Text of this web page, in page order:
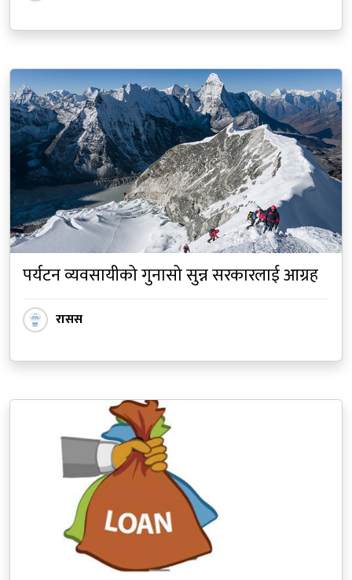
पर्यटन व्यवसायीको गुनासो सुन्न सरकारलाई आग्रह
रासस